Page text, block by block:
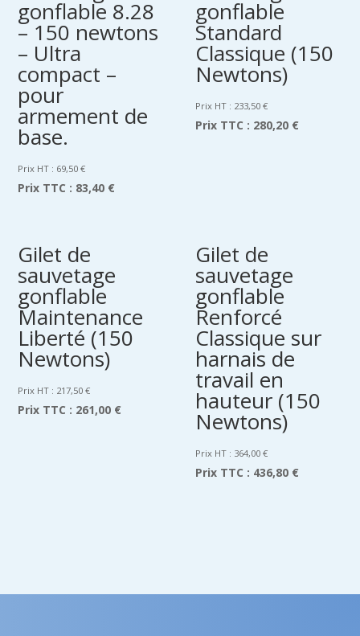
gonflable 8.28
– 150 newtons
– Ultra
compact –
pour
armement de
base.
Prix HT : 69,50€
Prix TTC : 83,40 €
gonflable
Standard
Classique (150
Newtons)
Prix HT : 233,50€
Prix TTC : 280,20 €
Gilet de
sauvetage
gonflable
Maintenance
Liberté (150
Newtons)
Prix HT : 217,50€
Prix TTC : 261,00 €
Gilet de
sauvetage
gonflable
Renforcé
Classique sur
harnais de
travail en
hauteur (150
Newtons)
Prix HT : 364,00€
Prix TTC : 436,80 €